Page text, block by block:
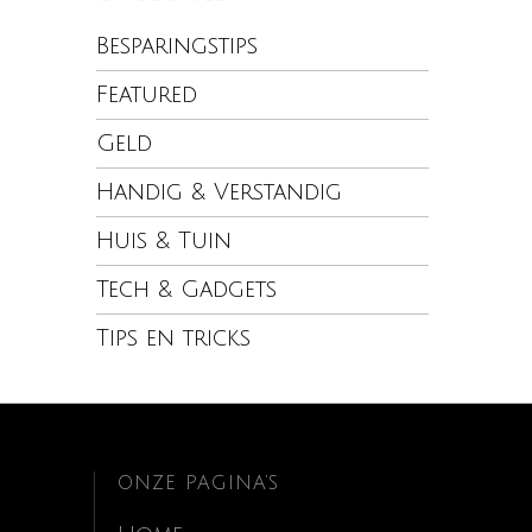
Besparingstips
Featured
Geld
Handig & Verstandig
Huis & Tuin
Tech & Gadgets
Tips en tricks
ONZE PAGINA’S